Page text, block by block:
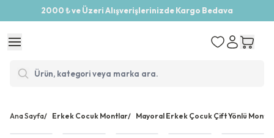
2000 ₺ ve Üzeri Alışverişlerinizde Kargo Bedava
Ana Sayfa/ Erkek Cocuk Montlar/ Mayoral Erkek Çocuk Çift Yönlü Mont